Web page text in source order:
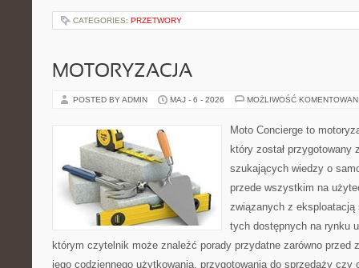
CATEGORIES: PRZETWORY
MOTORYZACJA
POSTED BY ADMIN MAJ - 6 - 2026 MOŻLIWOŚĆ
Moto Concierge to
który został przygotowany
szukających wiedzy o
przede wszystkim na
związanych z eksploatacją
tych dostępnych na rynku
którym czytelnik może znaleźć porady przydatne zarówno przed
jego codziennego użytkowania, przygotowania do sprzedaży czy